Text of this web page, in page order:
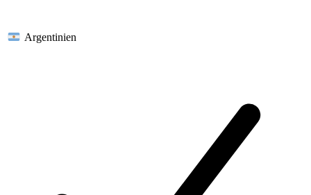
Argentinien